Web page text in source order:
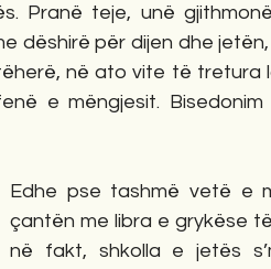
Pranë teje, unë
dëshirë për dijen dhe
në ato vite të tretura
e mëngjesit.
Edhe pse tashmë vetë e
çantën me libra e grykëse
në fakt, shkolla e jetës